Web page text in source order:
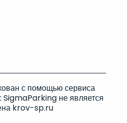
с помощью сервиса
не является
krov-sp.ru